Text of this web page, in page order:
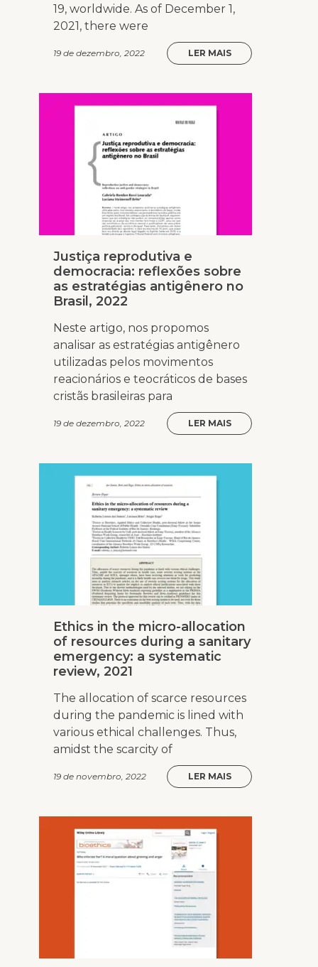
19, worldwide. As of December 1,
2021, there were
19 de dezembro, 2022 LER MAIS
Justiça reprodutiva e
democracia: reflexões sobre
as estratégias antigênero no
Brasil, 2022
Neste artigo, nos propomos
analisar as estratégias antigênero
utilizadas pelos movimentos
reacionários e teocráticos de bases
cristãs brasileiras para
19 de dezembro, 2022 LER MAIS
Ethics in the micro-allocation
of resources during a sanitary
emergency: a systematic
review, 2021
The allocation of scarce resources
during the pandemic is lined with
various ethical challenges. Thus,
amidst the scarcity of
19 de novembro, 2022 LER MAIS